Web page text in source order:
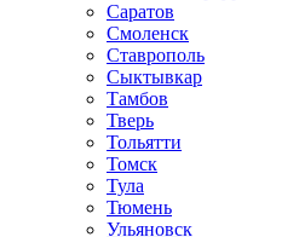
Саратов
Смоленск
Ставрополь
Сыктывкар
Тамбов
Тверь
Тольятти
Томск
Тула
Тюмень
Ульяновск